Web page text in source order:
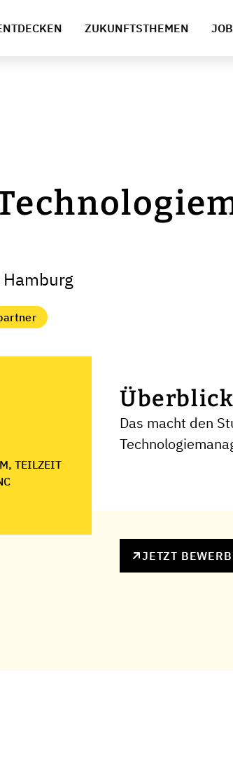
ZUKUNFTSTHEMEN
TEILZEIT
Überblick
Das macht den
JETZT